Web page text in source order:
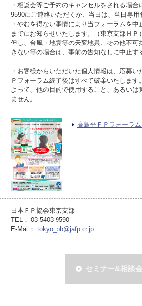
・相談会等ご予約のキャンセルをされる場
9590にご連絡いただくか、当日は、当日専用
・やむを得ない事情により当フォーラムを
までにお知らせいたします。（東京支部Ｈ
但し、台風・地震等の天変地異、その他不
きない等の場合は、事前の告知なしに中止す
・お客様からいただいた個人情報は、応募
Ｐフォーラム終了後はすべて破棄いたします。
よって、他の目的で使用すること、あるい
ません。
高島平ＦＰフォーラ
日本ＦＰ協会東京支部
TEL： 03-5403-9590
E-Mail： tokyo_bb@jafp.or.jp
セミナー&相談